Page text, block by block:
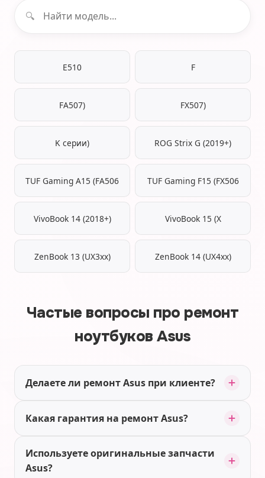
🔍
E510 F
FA507) FX507)
K серии) ROG Strix G (2019+)
TUF Gaming A15 (FA506 TUF Gaming F15 (FX506
VivoBook 14 (2018+) VivoBook 15 (X
ZenBook 13 (UX3xx) ZenBook 14 (UX4xx)
Частые вопросы про ремонт
ноутбуков Asus
Делаете ли ремонт Asus при клиенте?
Какая гарантия на ремонт Asus?
Используете оригинальные запчасти
Asus?